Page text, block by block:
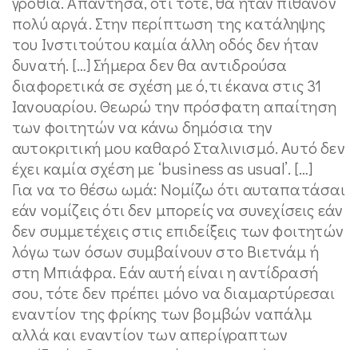
πολύ αργά. Στην περίπτωση της κατάληψης
του Ινστιτούτου καμία άλλη οδός δεν ήταν
δυνατή. […] Σήμερα δεν θα αντιδρούσα
διαφορετικά σε σχέση με ό,τι έκανα στις 31
Ιανουαρίου. Θεωρώ την πρόσφατη απαίτηση
των φοιτητών να κάνω δημόσια την
αυτοκριτική μου καθαρό Σταλινισμό. Αυτό δεν
έχει καμία σχέση με ‘business as usual’. […]
Για να το θέσω ωμά: Νομίζω ότι αυταπατάσαι
εάν νομίζεις ότι δεν μπορείς να συνεχίσεις εάν
δεν συμμετέχεις στις επιδείξεις των φοιτητών
λόγω των όσων συμβαίνουν στο Βιετνάμ ή
στη Μπιάφρα. Εάν αυτή είναι η αντίδρασή
σου, τότε δεν πρέπει μόνο να διαμαρτύρεσαι
εναντίον της φρίκης των βομβών ναπάλμ
αλλά και εναντίον των απερίγραπτων